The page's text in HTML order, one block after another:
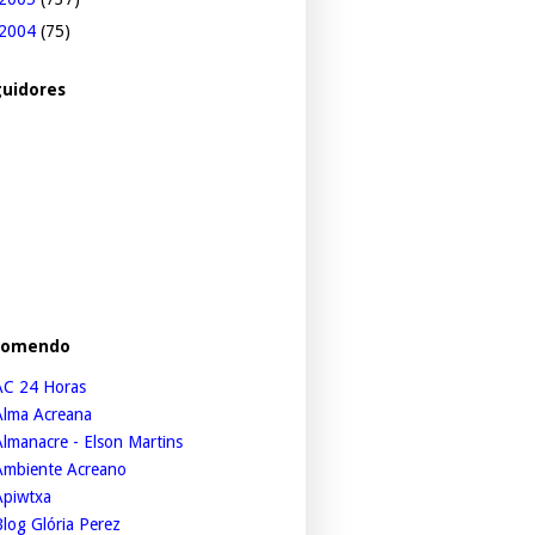
2004 (75)
24 Horas
Acreana
- Elson Martins
Acreano
Glória Perez